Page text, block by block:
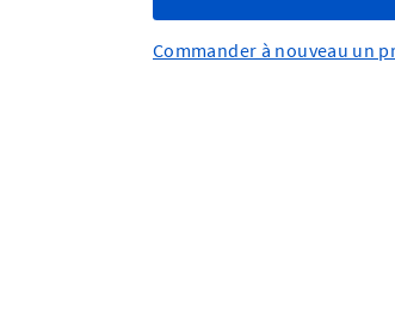
Commander à nouveau un